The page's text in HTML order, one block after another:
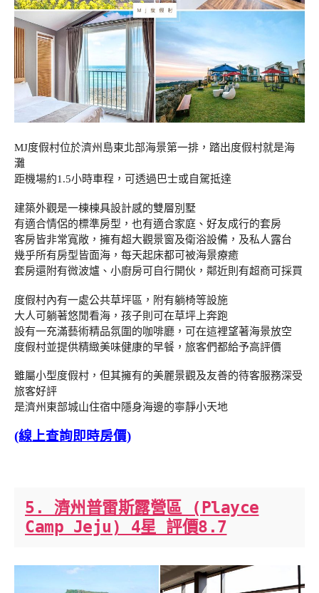
MJ度假村位於濟州島東北部海景第一排，踏出度假村就是海
灘
距機場約1.5小時車程，可透過巴士或自駕抵達
建築外觀是一棟棟具設計感的雙層別墅
有適合情侶的標準房型，也有適合家庭、好友成行的套房
客房皆非常寬敞，擁有超大觀景窗及衛浴設備，及私人露台
幾乎所有房型皆面海，每天起床都可被海景療癒
套房還附有微波爐、小廚房可自行開伙，鄰近則有超商可採買
度假村內有一處公共草坪區，附有躺椅等設施
大人可躺著悠閒看海，孩子則可在草坪上奔跑
設有一充滿藝術精品氛圍的咖啡廳，可在這裡望著海景放空
度假村並提供精緻美味健康的早餐，旅客們都給予高評價
雖屬小型度假村，但其擁有的美麗景觀及友善的待客服務深受
旅客好評
是濟州東部城山住宿中隱身海邊的寧靜小天地
(線上查詢即時房價)
5. 濟州普雷斯露營區 (Playce
Camp Jeju) 4星 評價8.7